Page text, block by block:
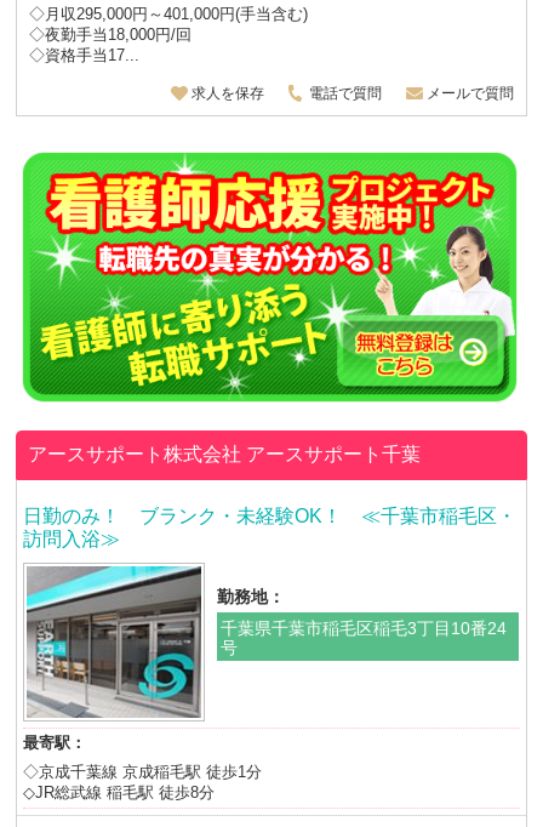
◇月収295,000円～401,000円(手当含む)
◇夜勤手当18,000円/回
◇資格手当17...
求人を保存 電話で質問 メールで質問
アースサポート株式会社 アースサポート千葉
日勤のみ！ ブランク・未経験OK！ ≪千葉市稲毛区・
訪問入浴≫
勤務地：
千葉県千葉市稲毛区稲毛3丁目10番24
号
最寄駅：
◇京成千葉線 京成稲毛駅 徒歩1分
◇JR総武線 稲毛駅 徒歩8分